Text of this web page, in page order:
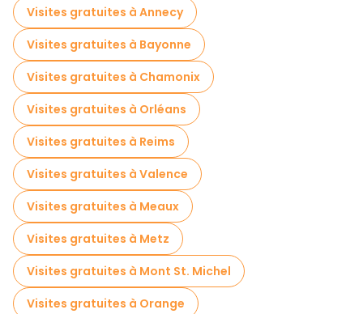
Jeux d'évasion en Paris
Visites gratuites de la guerre en Paris
Visites photographiques en Paris
Croisières en Paris
Musées en Paris
Visite gratuite de la vieille ville à Paris
Visites de marchés en Paris
Visites de dégustation locales à Paris
Excursions d'une journée gratuites à Paris
Visites gratuites à Annecy
Visites gratuites à Bayonne
Visites gratuites à Chamonix
Visites gratuites à Orléans
Visites gratuites à Reims
Visites gratuites à Valence
Visites gratuites à Meaux
Visites gratuites à Metz
Visites gratuites à Mont St. Michel
Visites gratuites à Orange